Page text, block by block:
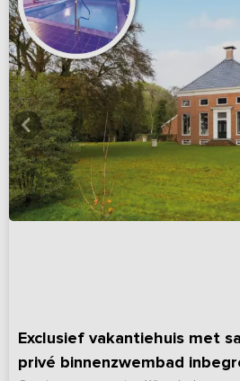
Exclusief vakantiehuis met
privé binnenzwembad